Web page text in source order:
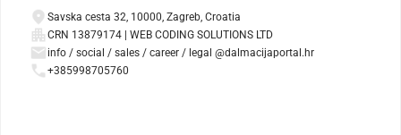
Savska cesta 32, 10000, Zagreb, Croatia
CRN 13879174 | WEB CODING SOLUTIONS LTD
info / social / sales / career / legal @dalmacijaportal.hr
+385998705760